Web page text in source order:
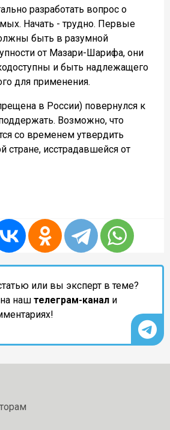
разработать вопрос о
Начать - трудно. Первые
быть в разумной
от Мазари-Шарифа, они
и быть надлежащего
для применения.
в России) повернулся к
Возможно, что
со временем утвердить
стране, исстрадавшейся от
или вы эксперт в теме?
наш телеграм-канал и